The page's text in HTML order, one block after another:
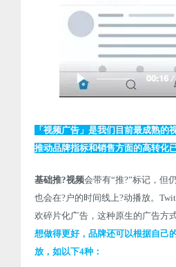
「视频广告」是我们目前最成熟的
推动品牌指标和销售方面的高转化
基础推?视频会带有“推?”标记，但
也会在?户的时间线上?动播放。
欢碎片化广告，这种原生的广告方
想做得更好，品牌还可以根据自己
放，如以下4种：